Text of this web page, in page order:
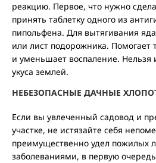
реакцию. Первое, что нужно
принять таблетку одного из
пипольфена. Для вытягивания
или лист подорожника. Помогает
и уменьшает воспаление. Нельзя
укуса землей.
НЕБЕЗОПАСНЫЕ ДАЧНЫЕ
Если вы увлеченный садовод и
участке, не истязайте себя
преимущественно удел пожилых
заболеваниями, в первую